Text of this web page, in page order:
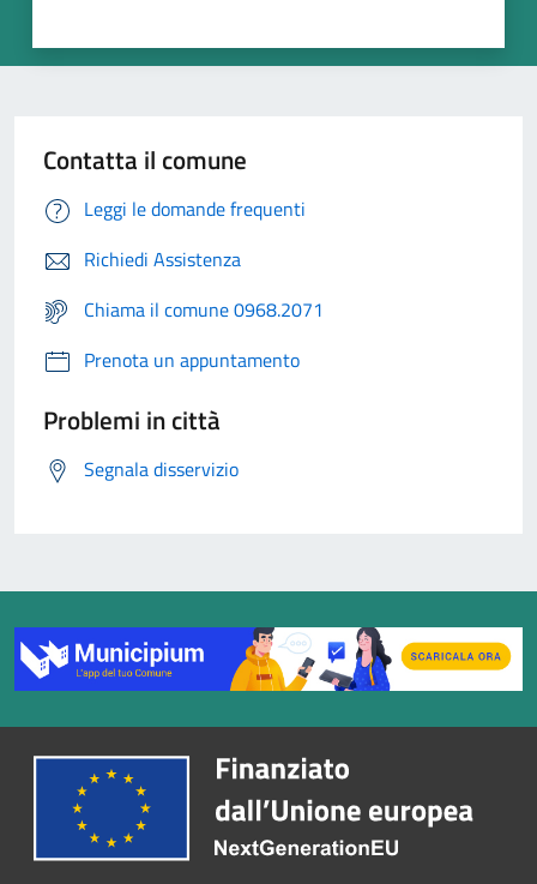
Contatta il comune
Leggi le domande frequenti
Richiedi Assistenza
Chiama il comune 0968.2071
Prenota un appuntamento
Problemi in città
Segnala disservizio